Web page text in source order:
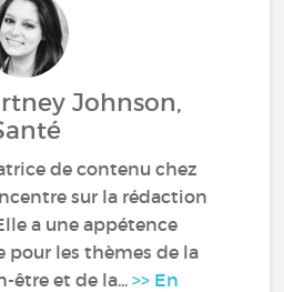
Johnson,
de contenu chez
sur la rédaction
a une appétence
les thèmes de la
être et de la...>> En